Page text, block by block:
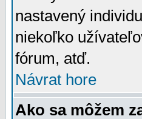
nastavený
niekoľko
fórum, atď.
Návrat hore
Ako sa môžem